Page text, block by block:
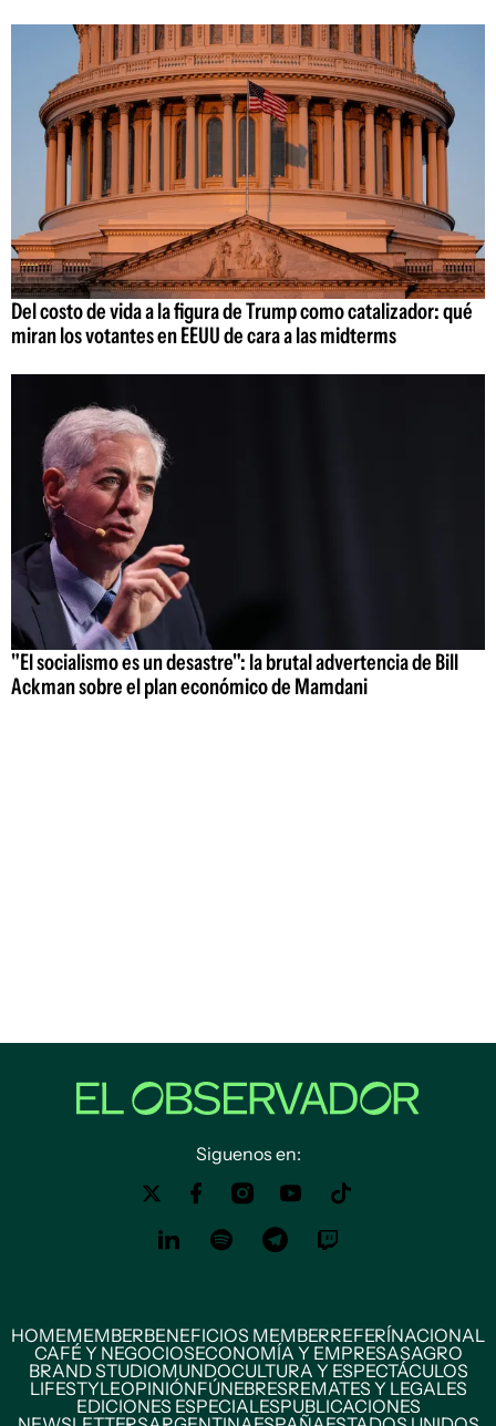
Del costo de vida a la figura de Trump como catalizador: qué
miran los votantes en EEUU de cara a las midterms
"El socialismo es un desastre": la brutal advertencia de Bill
Ackman sobre el plan económico de Mamdani
Siguenos en:
HOMEMEMBERBENEFICIOS MEMBERREFERÍNACIONAL
CAFÉ Y NEGOCIOSECONOMÍA Y EMPRESASAGRO
BRAND STUDIOMUNDOCULTURA Y ESPECTÁCULOS
LIFESTYLEOPINIÓNFÚNEBRESREMATES Y LEGALES
EDICIONES ESPECIALESPUBLICACIONES